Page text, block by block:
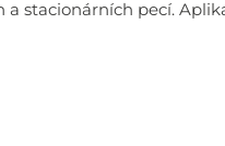
a stacionárních pecí.